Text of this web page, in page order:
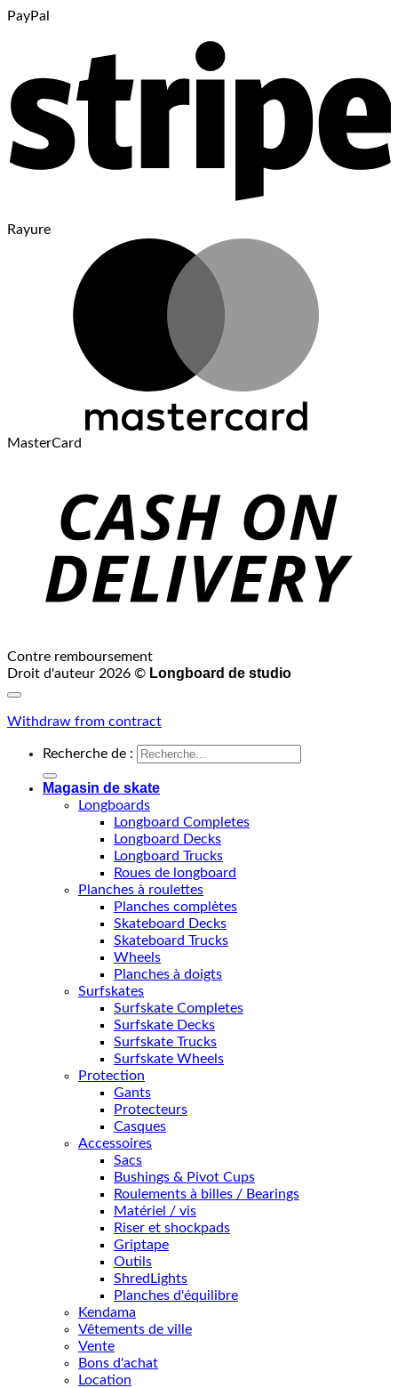
PayPal
Rayure
MasterCard
Contre remboursement
Droit d'auteur 2026 © Longboard de studio
Withdraw from contract
Recherche de :
Magasin de skate
Longboards
Longboard Completes
Longboard Decks
Longboard Trucks
Roues de longboard
Planches à roulettes
Planches complètes
Skateboard Decks
Skateboard Trucks
Wheels
Planches à doigts
Surfskates
Surfskate Completes
Surfskate Decks
Surfskate Trucks
Surfskate Wheels
Protection
Gants
Protecteurs
Casques
Accessoires
Sacs
Bushings & Pivot Cups
Roulements à billes / Bearings
Matériel / vis
Riser et shockpads
Griptape
Outils
ShredLights
Planches d'équilibre
Kendama
Vêtements de ville
Vente
Bons d'achat
Location